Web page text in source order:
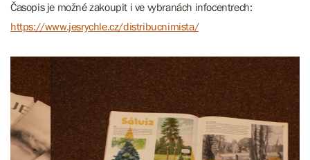
Časopis je možné zakoupit i ve vybranách infocentrech:
https://www.jesrychle.cz/distribucnimista/